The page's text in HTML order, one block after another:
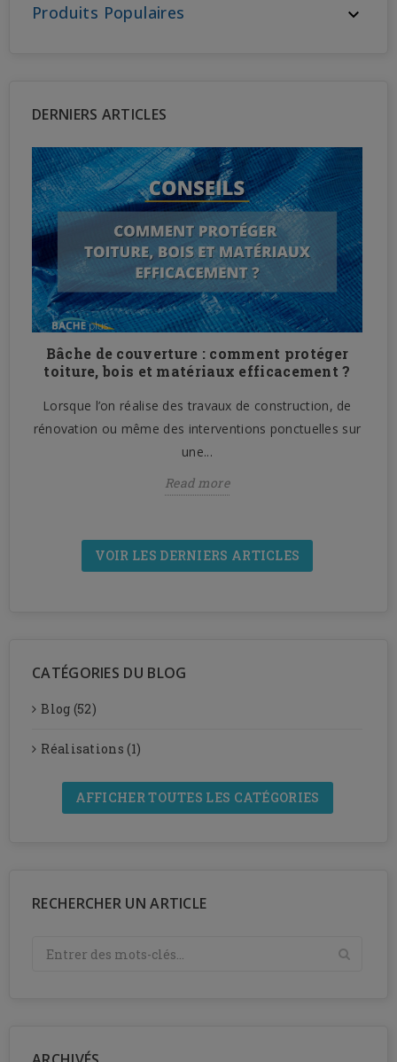
Produits Populaires 
DERNIERS ARTICLES
Bâche de couverture : comment protéger
toiture, bois et matériaux efficacement ?
Lorsque l’on réalise des travaux de construction, de
rénovation ou même des interventions ponctuelles sur
une...
Read more
VOIR LES DERNIERS ARTICLES
CATÉGORIES DU BLOG
Blog (52)
Réalisations (1)
AFFICHER TOUTES LES CATÉGORIES
RECHERCHER UN ARTICLE